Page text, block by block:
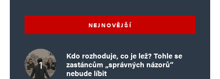
NEJNOVĚJŠÍ
Kdo rozhoduje, co je lež? Tohle se
zastáncům „správných názorů“
nebude líbit